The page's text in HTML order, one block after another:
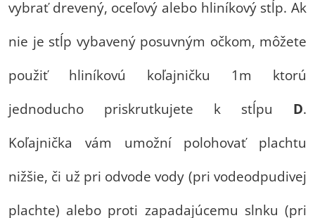
vybrať drevený, oceľový alebo hliníkový stĺp. Ak
nie je stĺp vybavený posuvným očkom, môžete
použiť hliníkovú koľajničku 1m ktorú
jednoducho priskrutkujete k stĺpu D.
Koľajnička vám umožní polohovať plachtu
nižšie, či už pri odvode vody (pri vodeodpudivej
plachte) alebo proti zapadajúcemu slnku (pri